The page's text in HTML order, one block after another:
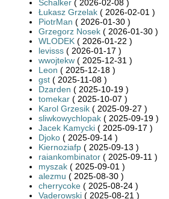
Schalker ( 2026-02-08 )
Łukasz Grzelak ( 2026-02-01 )
PiotrMan ( 2026-01-30 )
Grzegorz Nosek ( 2026-01-30 )
WLODEK ( 2026-01-22 )
levisss ( 2026-01-17 )
wwojtekw ( 2025-12-31 )
Leon ( 2025-12-18 )
gst ( 2025-11-08 )
Dzarden ( 2025-10-19 )
tomekar ( 2025-10-07 )
Karol Grzesik ( 2025-09-27 )
sliwkowychlopak ( 2025-09-19 )
Jacek Kamycki ( 2025-09-17 )
Djoko ( 2025-09-14 )
Kiernoziafp ( 2025-09-13 )
raiankombinator ( 2025-09-11 )
myszak ( 2025-09-01 )
alezmu ( 2025-08-30 )
cherrycoke ( 2025-08-24 )
Vaderowski ( 2025-08-21 )